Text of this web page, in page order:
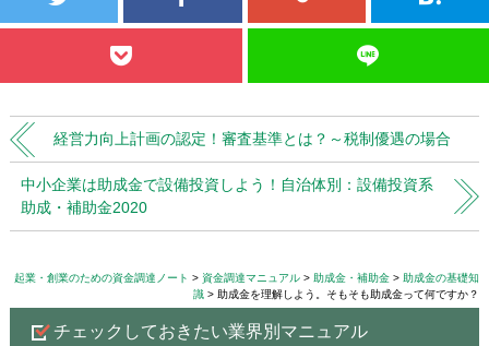
経営力向上計画の認定！審査基準とは？～税制優遇の場合
中小企業は助成金で設備投資しよう！自治体別：設備投資系
助成・補助金2020
起業・創業のための資金調達ノート 資金調達マニュアル 助成金・補助金
助成金の基礎知
識
助成金を理解しよう。そもそも助成金って何ですか？
チェックしておきたい業界別マニュアル